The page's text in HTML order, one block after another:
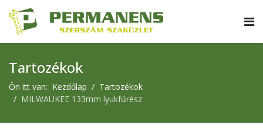
Tartozékok
Ön itt van: Kezdőlap
Tartozékok
MILWAUKEE 133mm lyukfűrész